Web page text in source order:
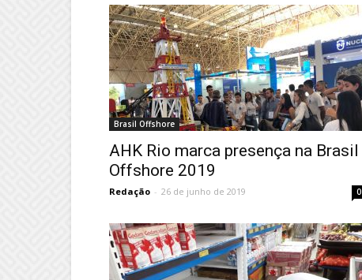
Brasil Offshore
AHK Rio marca presença na Brasil
Offshore 2019
Redação - 26 de junho de 2019 0